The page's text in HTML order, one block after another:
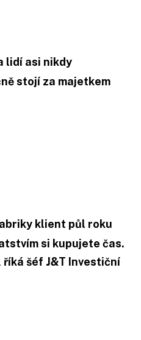
lidí asi nikdy
stojí za majetkem
klient půl roku
si kupujete čas.
říká šéf J&T Investiční